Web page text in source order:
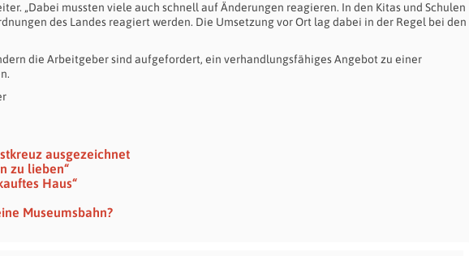
„Dabei mussten viele auch schnell auf Änderungen reagieren. In den Kitas und Schulen
des Landes reagiert werden. Die Umsetzung vor Ort lag dabei in der Regel bei den
die Arbeitgeber sind aufgefordert, ein verhandlungsfähiges Angebot zu einer
ausgezeichnet
zu lieben“
Haus“
Museumsbahn?